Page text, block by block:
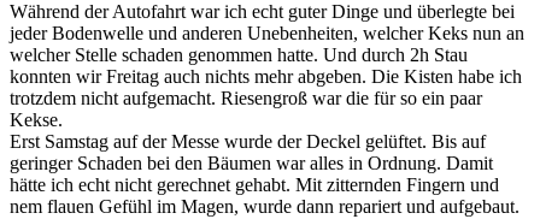
Während der Autofahrt war ich echt guter Dinge und überlegte bei
jeder Bodenwelle und anderen Unebenheiten, welcher Keks nun an
welcher Stelle schaden genommen hatte. Und durch 2h Stau
konnten wir Freitag auch nichts mehr abgeben. Die Kisten habe ich
trotzdem nicht aufgemacht. Riesengroß war die für so ein paar
Kekse.
Erst Samstag auf der Messe wurde der Deckel gelüftet. Bis auf
geringer Schaden bei den Bäumen war alles in Ordnung. Damit
hätte ich echt nicht gerechnet gehabt. Mit zitternden Fingern und
nem flauen Gefühl im Magen, wurde dann repariert und aufgebaut.